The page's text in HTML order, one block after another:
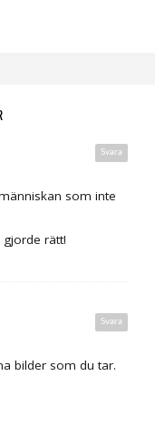
Svara
som inte
gjorde rätt!
Svara
bilder som du tar.